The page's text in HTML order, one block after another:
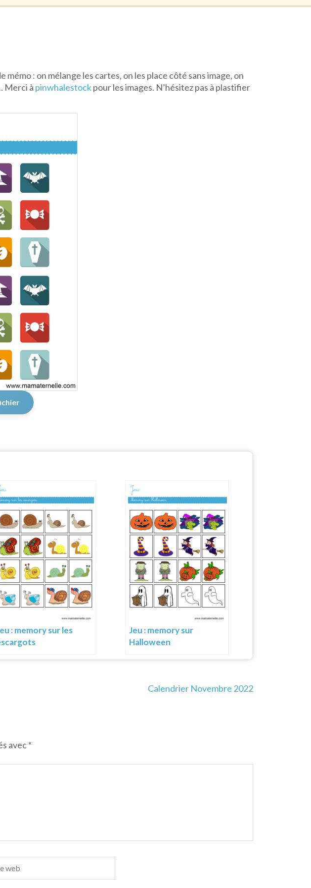
: on mélange les cartes, on les place côté sans image, on
Merci à pinwhalestockpour les images. N’hésitez pas à plastifier
: memory sur les
Jeu : memory sur
Halloween
Calendrier Novembre 2022
avec*